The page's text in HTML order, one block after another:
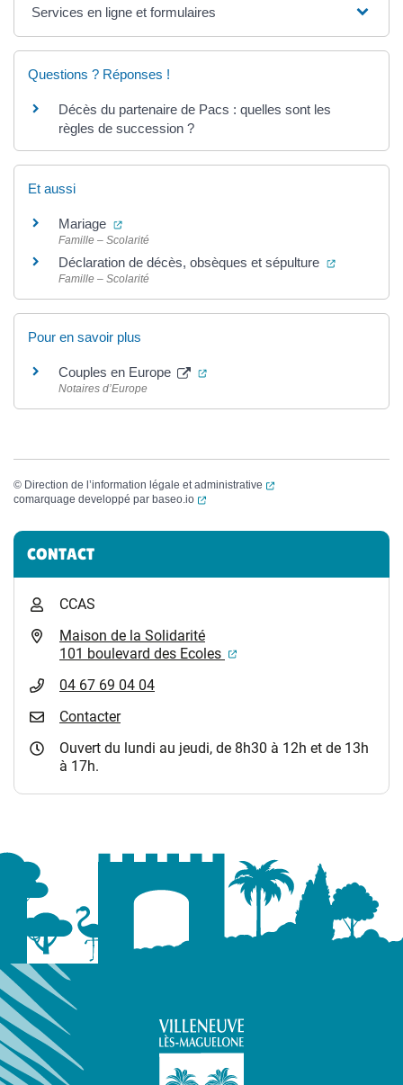
Services en ligne et formulaires
Questions ? Réponses !
Décès du partenaire de Pacs : quelles sont les
règles de succession ?
Et aussi
Mariage (ouverture dans un nouvel onglet)
Famille – Scolarité
Déclaration de décès, obsèques et sépulture (ouverture
Famille – Scolarité
Pour en savoir plus
Couples en Europe (ouverture dans un nouvel onglet)
Notaires d’Europe
© Direction de l’information légale et administrative
(ouverture dans un
comarquage developpé par baseo.io (ouverture dans un nouvel onglet)
Informations complémentaires
CONTACT
CCAS
Maison de la Solidarité
101 boulevard des Ecoles
(ouverture dans un
04 67 69 04 04
Contacter
Ouvert du lundi au jeudi, de 8h30 à 12h et de 13h
à 17h.